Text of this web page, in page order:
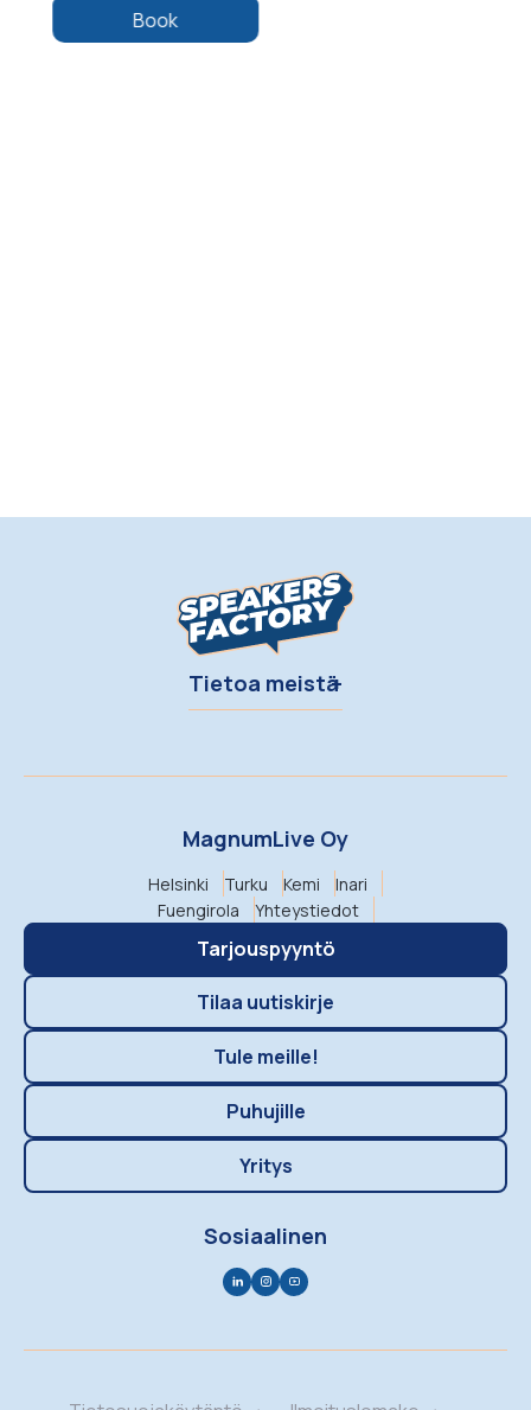
Book
Tietoa meistä
MagnumLive Oy
Helsinki Turku Kemi
Inari
Fuengirola
Yhteystiedot
Tarjouspyyntö
Tilaa uutiskirje
Tule meille!
Puhujille
Yritys
Sosiaalinen